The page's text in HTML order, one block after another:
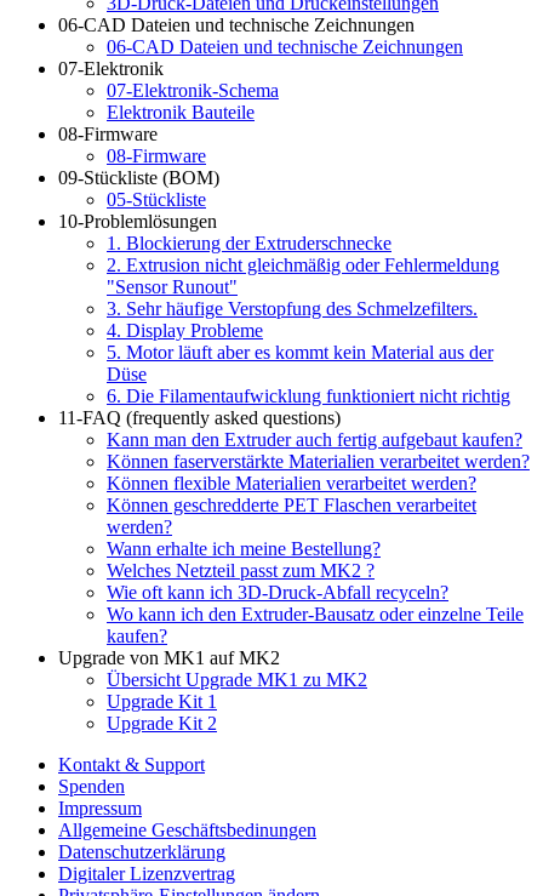
06-CAD Dateien und technische Zeichnungen
06-CAD Dateien und technische Zeichnungen
07-Elektronik
07-Elektronik-Schema
Elektronik Bauteile
08-Firmware
08-Firmware
09-Stückliste (BOM)
05-Stückliste
10-Problemlösungen
1. Blockierung der Extruderschnecke
2. Extrusion nicht gleichmäßig oder Fehlermeldung
"Sensor Runout"
3. Sehr häufige Verstopfung des Schmelzefilters.
4. Display Probleme
5. Motor läuft aber es kommt kein Material aus der
Düse
6. Die Filamentaufwicklung funktioniert nicht richtig
11-FAQ (frequently asked questions)
Kann man den Extruder auch fertig aufgebaut kaufen?
Können faserverstärkte Materialien verarbeitet werden?
Können flexible Materialien verarbeitet werden?
Können geschredderte PET Flaschen verarbeitet
werden?
Wann erhalte ich meine Bestellung?
Welches Netzteil passt zum MK2 ?
Wie oft kann ich 3D-Druck-Abfall recyceln?
Wo kann ich den Extruder-Bausatz oder einzelne Teile
kaufen?
Upgrade von MK1 auf MK2
Übersicht Upgrade MK1 zu MK2
Upgrade Kit 1
Upgrade Kit 2
Kontakt & Support
Spenden
Impressum
Allgemeine Geschäftsbedinungen
Datenschutzerklärung
Digitaler Lizenzvertrag